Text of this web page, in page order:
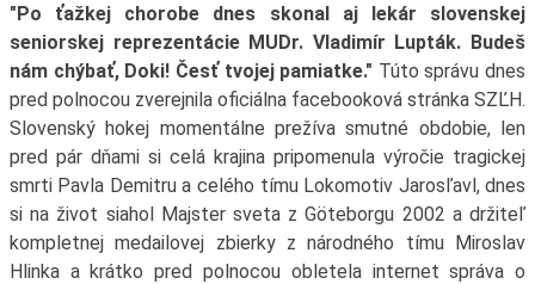
"Po ťažkej chorobe dnes skonal aj lekár slovenskej
seniorskej reprezentácie MUDr. Vladimír Lupták. Budeš
nám chýbať, Doki! Česť tvojej pamiatke." Túto správu dnes
pred polnocou zverejnila oficiálna facebooková stránka SZĽH.
Slovenský hokej momentálne prežíva smutné obdobie, len
pred pár dňami si celá krajina pripomenula výročie tragickej
smrti Pavla Demitru a celého tímu Lokomotiv Jarosľavl, dnes
si na život siahol Majster sveta z Göteborgu 2002 a držiteľ
kompletnej medailovej zbierky z národného tímu Miroslav
Hlinka a krátko pred polnocou obletela internet správa o